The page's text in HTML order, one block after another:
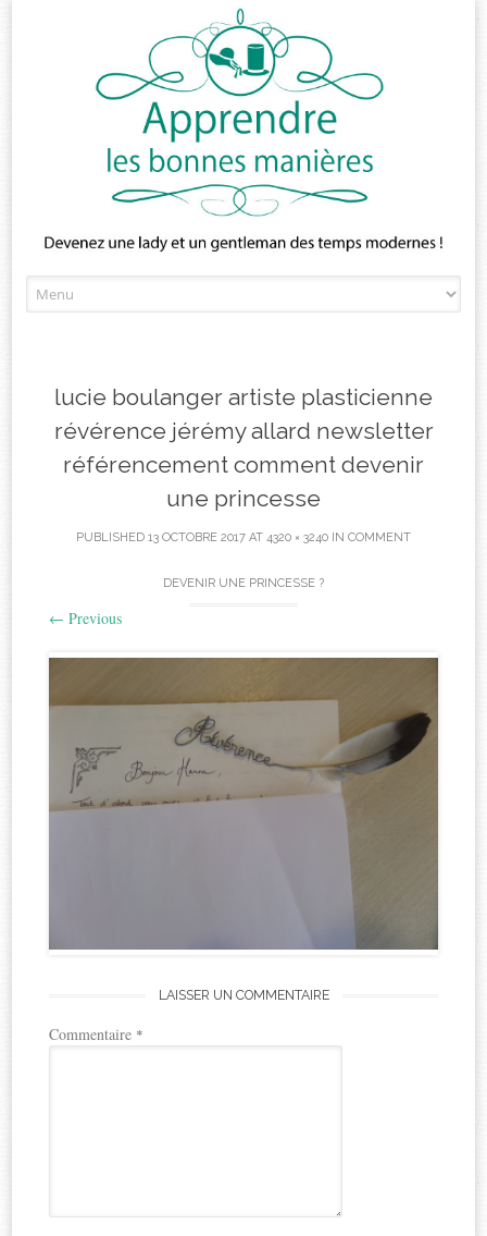
to
lucie boulanger artiste plasticienne
révérence jérémy allard newsletter
référencement comment devenir
une princesse
PUBLISHED 13 OCTOBRE 2017 AT 4320 × 3240 IN COMMENT
DEVENIR UNE PRINCESSE ?
← Previous
LAISSER UN COMMENTAIRE
Commentaire *